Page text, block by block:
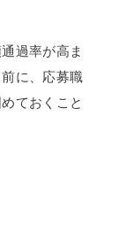
過率が高ま
に、応募職
ておくこと